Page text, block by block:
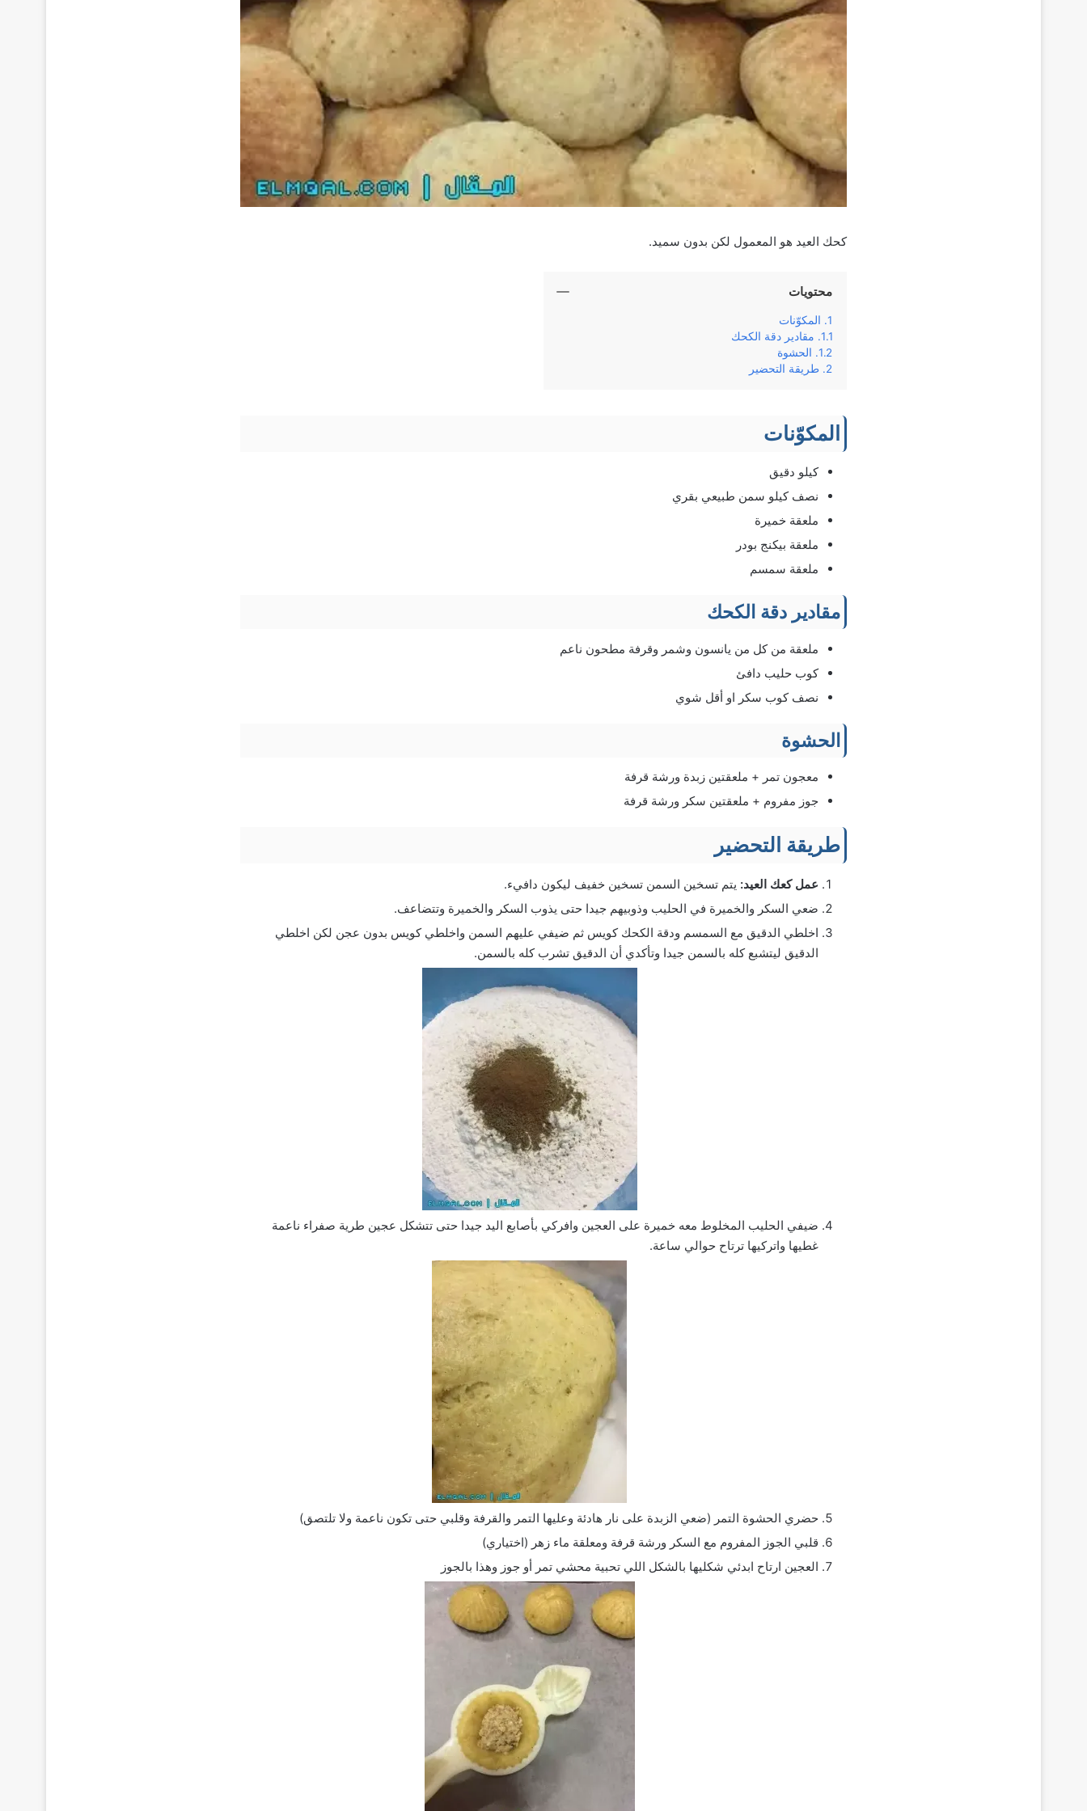
كحك العيد هو المعمول لكن بدون سميد.
محتويات
المكوّنات
مقادير دقة الكحك
الحشوة
طريقة التحضير
المكوّنات
كيلو دقيق
نصف كيلو سمن طبيعي بقري
ملعقة خميرة
ملعقة بيكنج بودر
ملعقة سمسم
مقادير دقة الكحك
ملعقة من كل من يانسون وشمر وقرفة مطحون ناعم
كوب حليب دافئ
نصف كوب سكر او أقل شوي
الحشوة
معجون تمر + ملعقتين زبدة ورشة قرفة
جوز مفروم + ملعقتين سكر ورشة قرفة
طريقة التحضير
عمل كعك العيد: يتم تسخين السمن تسخين خفيف ليكون دافيء.
ضعي السكر والخميرة في الحليب وذوبيهم جيدا حتى يذوب السكر والخميرة وتتضاعف.
اخلطي الدقيق مع السمسم ودقة الكحك كويس ثم ضيفي عليهم السمن واخلطي كويس بدون عجن لكن اخلطي
الدقيق ليتشبع كله بالسمن جيدا وتأكدي أن الدقيق تشرب كله بالسمن.
ضيفي الحليب المخلوط معه خميرة على العجين وافركي بأصابع اليد جيدا حتى تتشكل عجين طرية صفراء ناعمة
غطيها واتركيها ترتاح حوالي ساعة.
حضري الحشوة التمر (ضعي الزبدة على نار هادئة وعليها التمر والقرفة وقلبي حتى تكون ناعمة ولا تلتصق)
قلبي الجوز المفروم مع السكر ورشة قرفة ومعلقة ماء زهر (اختياري)
العجين ارتاح ابدئي شكليها بالشكل اللي تحبية محشي تمر أو جوز وهذا بالجوز